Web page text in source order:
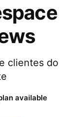
clientes do
available